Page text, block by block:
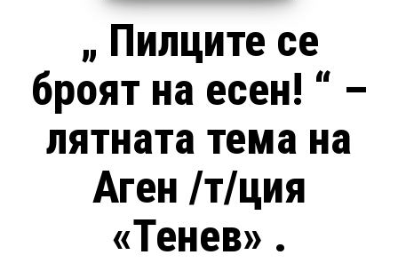
„ Пилците се
броят на есен! “ –
лятната тема на
Аген /т/ция
«Тенев» .